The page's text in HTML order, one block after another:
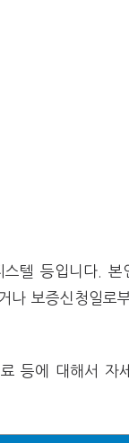
텔 등입니다. 본
보증신청일로
등에 대해서 자